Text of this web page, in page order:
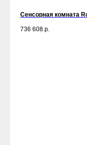
Сенсорная комната
736 608 р.